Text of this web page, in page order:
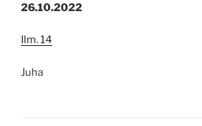
26.10.2022
Ilm. 14
Juha